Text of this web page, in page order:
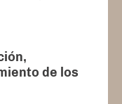
de los